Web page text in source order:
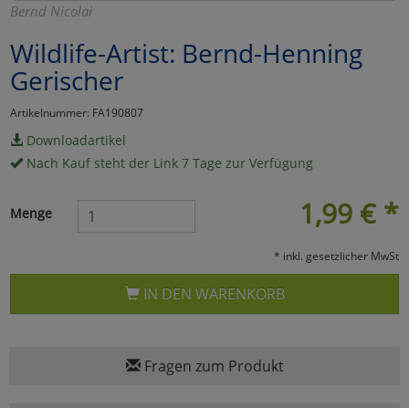
Bernd Nicolai
Wildlife-Artist: Bernd-Henning
Gerischer
Artikelnummer: FA190807
Downloadartikel
Nach Kauf steht der Link 7 Tage zur Verfügung
1,99 € *
Menge
* inkl. gesetzlicher MwSt
IN DEN WARENKORB
Fragen zum Produkt
Umfragetools
Alle Akzeptieren
zurück
zu Haupptseite